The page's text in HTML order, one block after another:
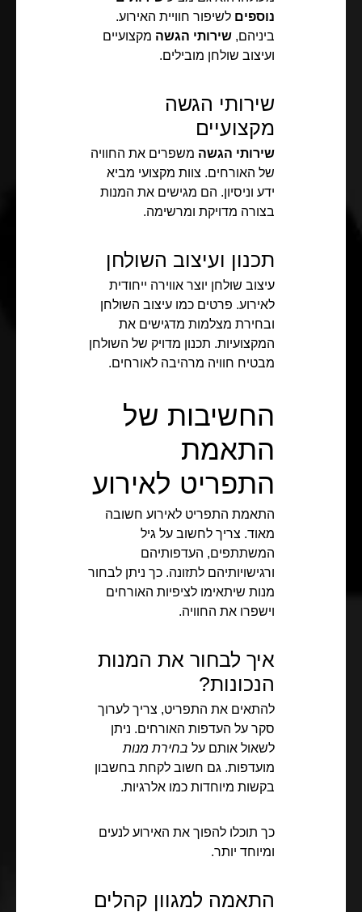
נוספים לשיפור חוויית האירוע.
ביניהם, שירותי הגשה מקצועיים
ועיצוב שולחן מובילים.
שירותי הגשה
מקצועיים
שירותי הגשה משפרים את החוויה
של האורחים. צוות מקצועי מביא
ידע וניסיון. הם מגישים את המנות
בצורה מדויקת ומרשימה.
תכנון ועיצוב השולחן
עיצוב שולחן יוצר אווירה ייחודית
לאירוע. פרטים כמו עיצוב השולחן
ובחירת מצלמות מדגישים את
המקצועיות. תכנון מדויק של השולחן
מבטיח חוויה מרהיבה לאורחים.
החשיבות של
התאמת
התפריט לאירוע
התאמת התפריט לאירוע חשובה
מאוד. צריך לחשוב על גיל
המשתתפים, העדפותיהם
ורגישויותיהם לתזונה. כך ניתן לבחור
מנות שיתאימו לציפיות האורחים
וישפרו את החוויה.
איך לבחור את המנות
הנכונות?
להתאים את התפריט, צריך לערוך
סקר על העדפות האורחים. ניתן
לשאול אותם על בחירת מנות
מועדפות. גם חשוב לקחת בחשבון
בקשות מיוחדות כמו אלרגיות.
כך תוכלו להפוך את האירוע לנעים
ומיוחד יותר.
התאמה למגוון קהלים